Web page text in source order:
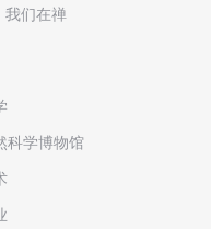
我们在禅
科学博物馆